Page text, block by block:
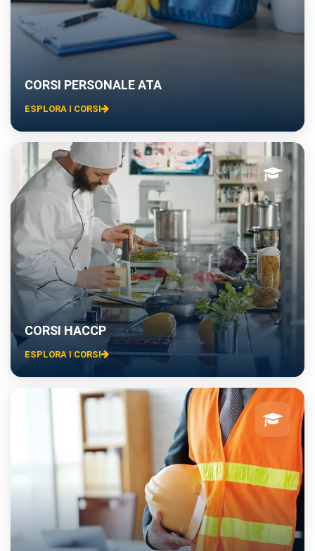
CORSI PERSONALE ATA
ESPLORA I CORSI
CORSI HACCP
ESPLORA I CORSI